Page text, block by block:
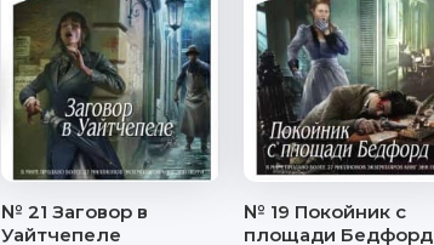
№ 21 Заговор в
Уайтчепеле
№ 19 Покойник с
площади Бедфорд